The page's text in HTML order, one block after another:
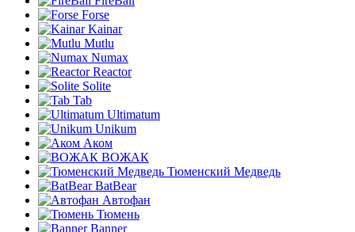
Forse
Kainar
Mutlu
Numax
Reactor
Solite
Tab
Ultimatum
Unikum
Аком
ВОЖАК
Тюменский Медведь
BatBear
Автофан
Тюмень
Banner